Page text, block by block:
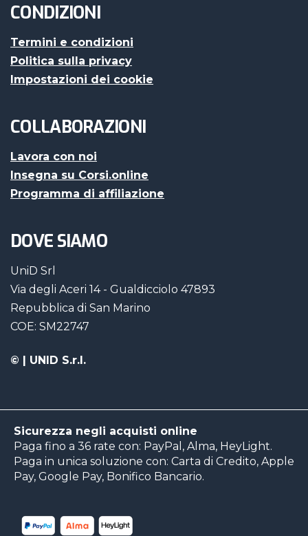
CONDIZIONI
Termini e condizioni
Politica sulla privacy
Impostazioni dei cookie
COLLABORAZIONI
Lavora con noi
Insegna su Corsi.online
Programma di affiliazione
DOVE SIAMO
UniD Srl
Via degli Aceri 14 - Gualdicciolo 47893
Repubblica di San Marino
COE: SM22747
© | UNID S.r.l.
Sicurezza negli acquisti online
Paga fino a 36 rate con: PayPal, Alma, HeyLight.
Paga in unica soluzione con: Carta di Credito, Apple
Pay, Google Pay, Bonifico Bancario.